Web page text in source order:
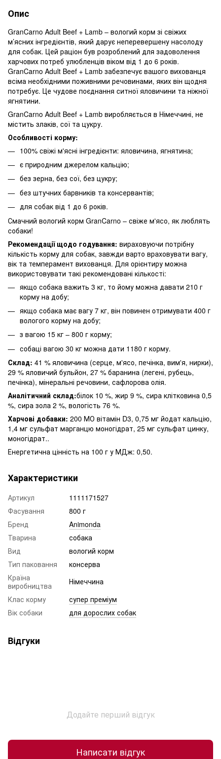
Опис
GranCarno Adult Beef + Lamb – вологий корм зі свіжих
м’ясних інгредієнтів, який дарує неперевершену насолоду
для собак. Цей раціон був розроблений для задоволення
харчових потреб улюбленців віком від 1 до 6 років.
GranCarno Adult Beef + Lamb забезпечує вашого вихованця
всіма необхідними поживними речовинами, яких він щодня
потребує. Це чудове поєднання ситної яловичини та ніжної
ягнятини.
GranCarno Adult Beef + Lamb виробляється в Німеччині, не
містить злаків, сої та цукру.
Особливості корму:
100% свіжі м'ясні інгредієнти: яловичина, ягнятина;
є природним джерелом кальцію;
без зерна, без сої, без цукру;
без штучних барвників та консервантів;
для собак від 1 до 6 років.
Смачний вологий корм GranCarno – свіже м'ясо, як люблять
собаки!
Рекомендації щодо годування: вираховуючи потрібну
кількість корму для собак, завжди варто враховувати вагу,
вік та темперамент вихованця. Для орієнтиру можна
використовувати такі рекомендовані кількості:
якщо собака важить 3 кг, то йому можна давати 210 г
корму на добу;
якщо собака має вагу 7 кг, він повинен отримувати 400 г
вологого корму на добу;
з вагою 15 кг – 800 г корму;
собаці вагою 30 кг можна дати 1180 г корму.
Склад: 41 % яловичина (серце, м'ясо, печінка, вим'я, нирки),
29 % яловичий бульйон, 27 % баранина (легені, рубець,
печінка), мінеральні речовини, сафлорова олія.
Аналітичний склад:білок 10 %, жир 9 %, сира клітковина 0,5
%, сира зола 2 %, вологість 76 %.
Харчові добавки: 200 МО вітамін D3, 0,75 мг йодат кальцію,
1,4 мг сульфат марганцю моногідрат, 25 мг сульфат цинку,
моногідрат..
Енергетична цінність на 100 г у МДж: 0,50.
Характеристики
Артикул
1111171527
Фасування
800 г
Бренд
Animonda
Тварина
собака
Вид
вологий корм
Тип паковання
консерва
Країна
виробництва
Німеччина
Клас корму
супер преміум
Вік собаки
для дорослих собак
Відгуки
Додайте перший відгук
Написати відгук